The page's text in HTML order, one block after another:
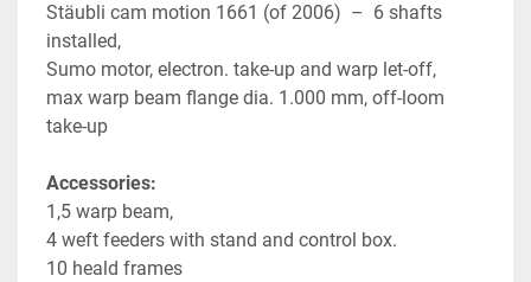
Stäubli cam motion 1661 (of 2006)  –  6 shafts
installed,
Sumo motor, electron. take-up and warp let-off,
max warp beam flange dia. 1.000 mm, off-loom
take-up
Accessories:
1,5 warp beam,
4 weft feeders with stand and control box.
10 heald frames